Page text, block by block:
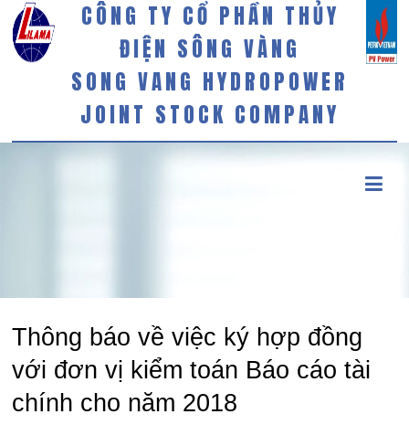
CÔNG TY CỔ PHẦN THỦY
ĐIỆN SÔNG VÀNG
SONG VANG HYDROPOWER
JOINT STOCK COMPANY
Thông báo về việc ký hợp đồng
với đơn vị kiểm toán Báo cáo tài
chính cho năm 2018